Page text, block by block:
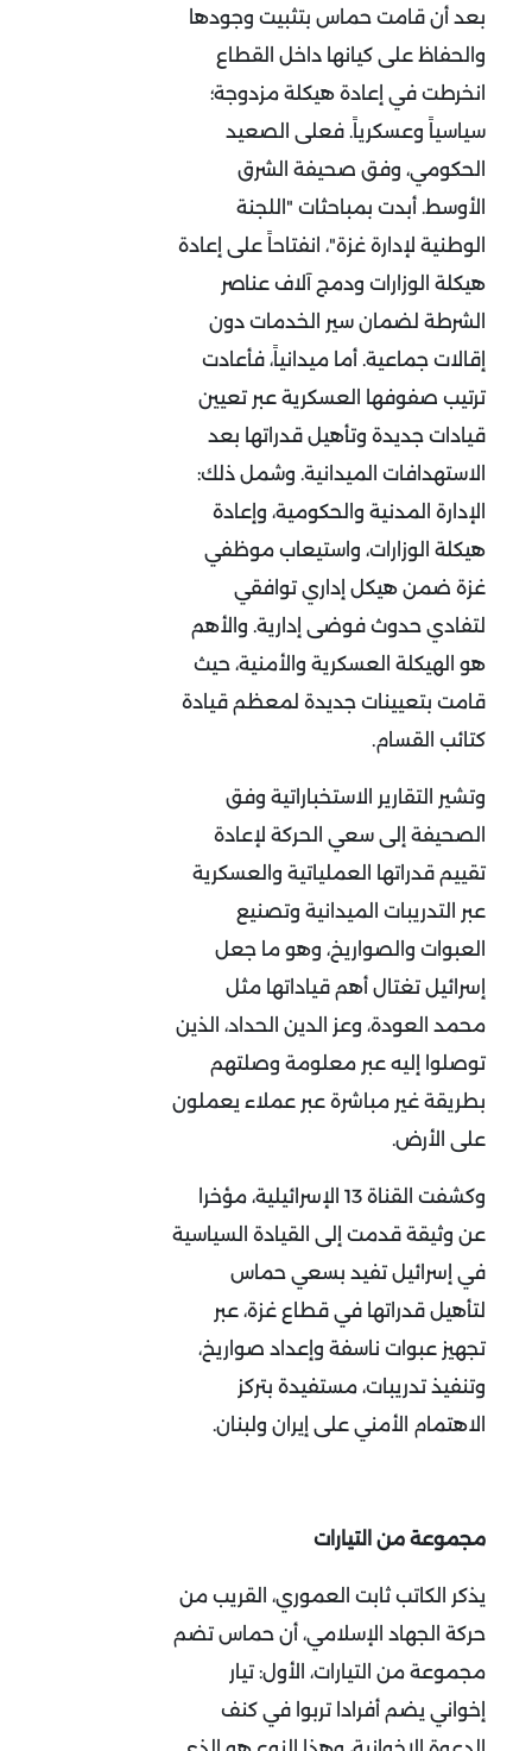
بعد أن قامت حماس بتثبيت وجودها
والحفاظ على كيانها داخل القطاع
انخرطت في إعادة هيكلة مزدوجة؛
سياسياً وعسكرياً. فعلى الصعيد
الحكومي، وفق صحيفة الشرق
الأوسط. أبدت بمباحثات "اللجنة
الوطنية لإدارة غزة"، انفتاحاً على إعادة
هيكلة الوزارات ودمج آلاف عناصر
الشرطة لضمان سير الخدمات دون
إقالات جماعية. أما ميدانياً، فأعادت
ترتيب صفوفها العسكرية عبر تعيين
قيادات جديدة وتأهيل قدراتها بعد
الاستهدافات الميدانية. وشمل ذلك:
الإدارة المدنية والحكومية، وإعادة
هيكلة الوزارات، واستيعاب موظفي
غزة ضمن هيكل إداري توافقي
لتفادي حدوث فوضى إدارية. والأهم
هو الهيكلة العسكرية والأمنية، حيث
قامت بتعيينات جديدة لمعظم قيادة
كتائب القسام.
وتشير التقارير الاستخباراتية وفق
الصحيفة إلى سعي الحركة لإعادة
تقييم قدراتها العملياتية والعسكرية
عبر التدريبات الميدانية وتصنيع
العبوات والصواريخ، وهو ما جعل
إسرائيل تغتال أهم قياداتها مثل
محمد العودة، وعز الدين الحداد، الذين
توصلوا إليه عبر معلومة وصلتهم
بطريقة غير مباشرة عبر عملاء يعملون
على الأرض.
وكشفت القناة 13 الإسرائيلية، مؤخرا
عن وثيقة قدمت إلى القيادة السياسية
في إسرائيل تفيد بسعي حماس
لتأهيل قدراتها في قطاع غزة، عبر
تجهيز عبوات ناسفة وإعداد صواريخ،
وتنفيذ تدريبات، مستفيدة بتركز
الاهتمام الأمني على إيران ولبنان.
مجموعة من التيارات
يذكر الكاتب ثابت العموري، القريب من
حركة الجهاد الإسلامي، أن حماس تضم
مجموعة من التيارات، الأول: تيار
إخواني يضم أفرادا تربوا في كنف